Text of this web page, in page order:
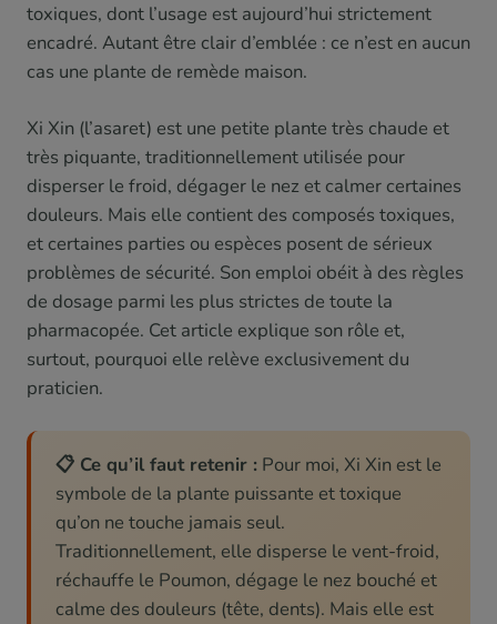
toxiques, dont l’usage est aujourd’hui strictement
encadré. Autant être clair d’emblée : ce n’est en aucun
cas une plante de remède maison.
Xi Xin (l’asaret) est une petite plante très chaude et
très piquante, traditionnellement utilisée pour
disperser le froid, dégager le nez et calmer certaines
douleurs. Mais elle contient des composés toxiques,
et certaines parties ou espèces posent de sérieux
problèmes de sécurité. Son emploi obéit à des règles
de dosage parmi les plus strictes de toute la
pharmacopée. Cet article explique son rôle et,
surtout, pourquoi elle relève exclusivement du
praticien.
📋 Ce qu’il faut retenir : Pour moi, Xi Xin est le
symbole de la plante puissante et toxique
qu’on ne touche jamais seul.
Traditionnellement, elle disperse le vent-froid,
réchauffe le Poumon, dégage le nez bouché et
calme des douleurs (tête, dents). Mais elle est